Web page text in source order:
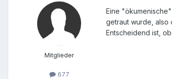
Mitglieder
677
Eine
getraut wurde, also
Entscheidend ist,